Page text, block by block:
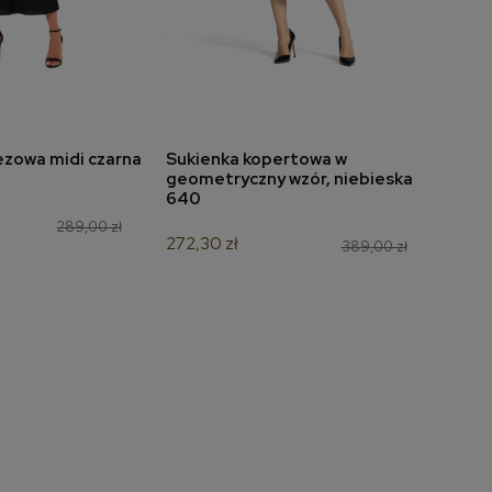
koszykamidi czarna
289,00 zł
dodaj do koszyka
Sukienka kopertowa w
geometryczny wzór, niebieska
640
389,00 zł
272,30 zł